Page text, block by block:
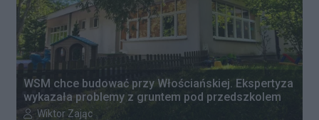
WSM chce budować przy Włościańskiej. Ekspertyza
wykazała problemy z gruntem pod przedszkolem
Autor artykułu:
Wiktor Zając